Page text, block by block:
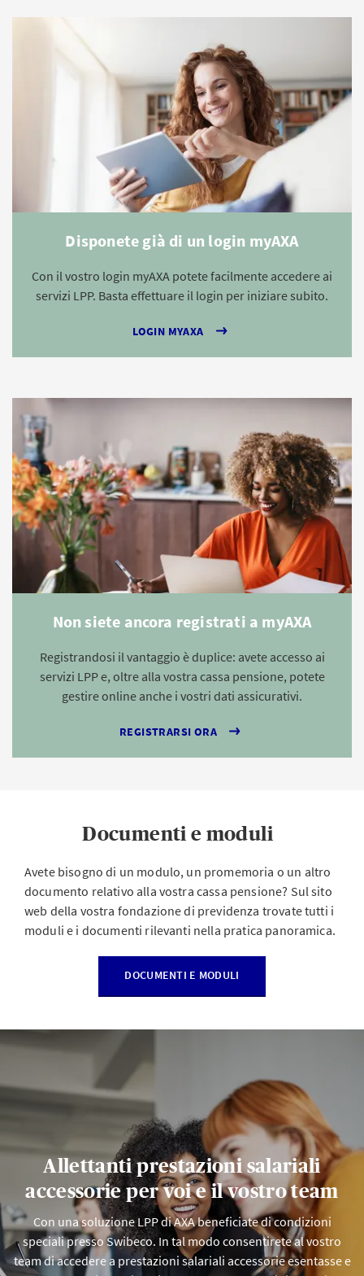
Disponete già di un login myAXA
Con il vostro login myAXA potete facilmente accedere ai
servizi LPP. Basta effettuare il login per iniziare subito.
LOGIN MYAXA
Non siete ancora registrati a myAXA
Registrandosi il vantaggio è duplice: avete accesso ai
servizi LPP e, oltre alla vostra cassa pensione, potete
gestire online anche i vostri dati assicurativi.
REGISTRARSI ORA
Documenti e moduli
Avete bisogno di un modulo, un promemoria o un altro
documento relativo alla vostra cassa pensione? Sul sito
web della vostra fondazione di previdenza trovate tutti i
moduli e i documenti rilevanti nella pratica panoramica.
DOCUMENTI E MODULI
Allettanti prestazioni salariali
accessorie per voi e il vostro team
Con una soluzione LPP di AXA beneficiate di condizioni
speciali presso Swibeco. In tal modo consentirete al vostro
team di accedere a prestazioni salariali accessorie esentasse e